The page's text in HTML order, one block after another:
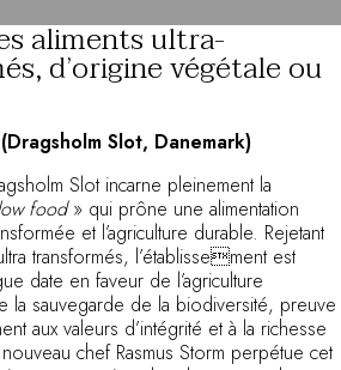
aliments ultra-
d’origine végétale ou
Slot, Danemark)
Slot incarne pleinement la
food» qui prône une alimentation
et l’agriculture durable. Rejetant
transformés, l’établissement est
date en faveur de l’agriculture
la sauvegarde de la biodiversité, preuve
aux valeurs d’intégrité et à la richesse
chef Rasmus Storm perpétue cet